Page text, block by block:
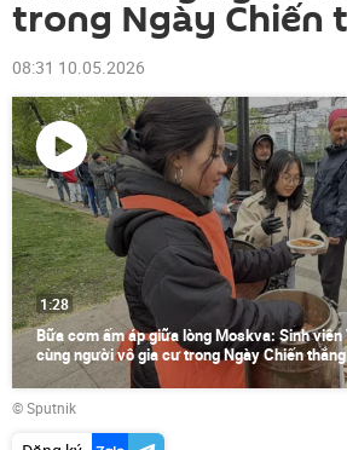
trong Ngày Chiến
08:31 10.05.2026
Phát
video
Bữa cơm ấm áp giữa lòng Moskva: Sinh viên
cùng người vô gia cư trong Ngày Chiến thắng
1:28
© Sputnik